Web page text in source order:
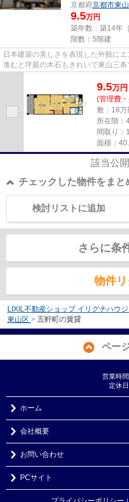
京都府京都市東
9.5万円
築年数：築14年
階数：5階建
日本建築の美しさを表現した外観に
進むと坪庭の木石もきれいで東山三
9.5万円
(管理費
敷：18万
所在階：
間取り：
面積：
該当公
チェックした物件をまと
検討リストに追加
さらに条
物件
LIXIL不動産ショップ イリグチハウ
東山区 > 五軒町の賃貸
ペー
営業時
定休
ホーム
会社概要
お問い合わせ
PCサイト